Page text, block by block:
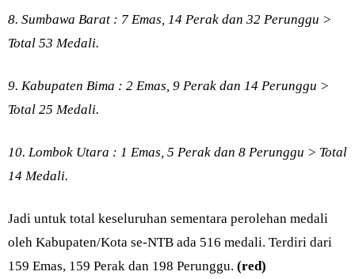
8. Sumbawa Barat : 7 Emas, 14 Perak dan 32 Perunggu >
Total 53 Medali.
9. Kabupaten Bima : 2 Emas, 9 Perak dan 14 Perunggu >
Total 25 Medali.
10. Lombok Utara : 1 Emas, 5 Perak dan 8 Perunggu > Total
14 Medali.
Jadi untuk total keseluruhan sementara perolehan medali
oleh Kabupaten/Kota se-NTB ada 516 medali. Terdiri dari
159 Emas, 159 Perak dan 198 Perunggu. (red)